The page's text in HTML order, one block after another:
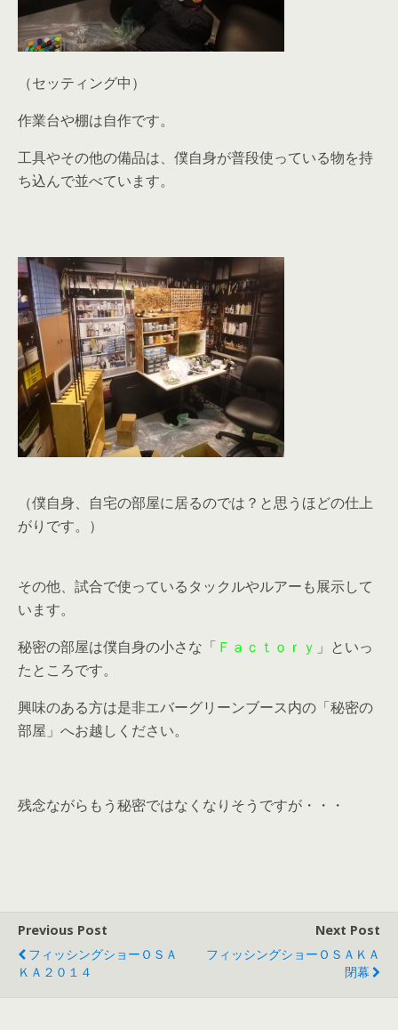
（セッティング中）
作業台や棚は自作です。
工具やその他の備品は、僕自身が普段使っている物を持
ち込んで並べています。
（僕自身、自宅の部屋に居るのでは？と思うほどの仕上
がりです。）
その他、試合で使っているタックルやルアーも展示して
います。
秘密の部屋は僕自身の小さな「 Ｆａｃｔｏｒｙ 」といっ
たところです。
興味のある方は是非エバーグリーンブース内の「秘密の
部屋」へお越しください。
残念ながらもう秘密ではなくなりそうですが・・・
Previous Post
フィッシングショーＯＳＡ
ＫＡ２０１４
Next Post
フィッシングショーＯＳＡＫＡ
閉幕